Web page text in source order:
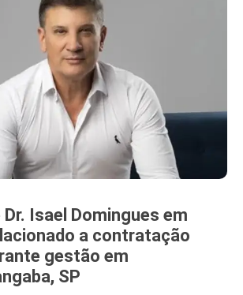
Isael Domingues em
a contratação
gestão em
SP